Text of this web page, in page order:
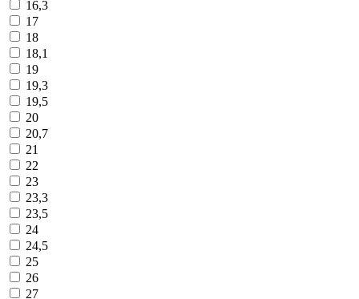
16,3
17
18
18,1
19
19,3
19,5
20
20,7
21
22
23
23,3
23,5
24
24,5
25
26
27